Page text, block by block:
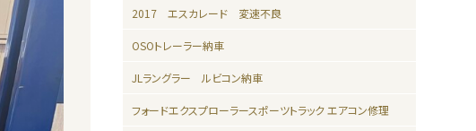
2017 エスカレード 変速不良
OSOトレーラー納車
JLラングラー ルビコン納車
フォードエクスプローラースポーツトラック エアコン修理